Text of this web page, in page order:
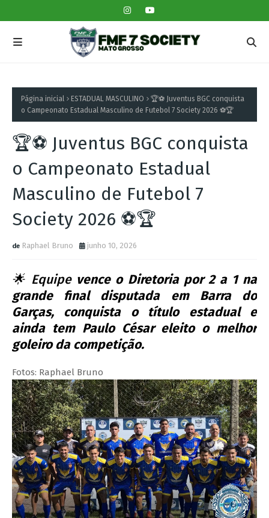
Página inicial ESTADUAL MASCULINO
🏆⚽ Juventus BGC conquista
o Campeonato Estadual Masculino de Futebol 7 Society 2026 ⚽🏆
🏆⚽ Juventus BGC conquista
o Campeonato Estadual
Masculino de Futebol 7
Society 2026 ⚽🏆
Raphael Bruno junho 10, 2026
🌟 Equipevence o Diretoria por 2 a 1 na
grande final disputada em Barra do
Garças, conquista o título estadual e
ainda tem Paulo César eleito o melhor
goleiro da competição.
Fotos: Raphael Bruno